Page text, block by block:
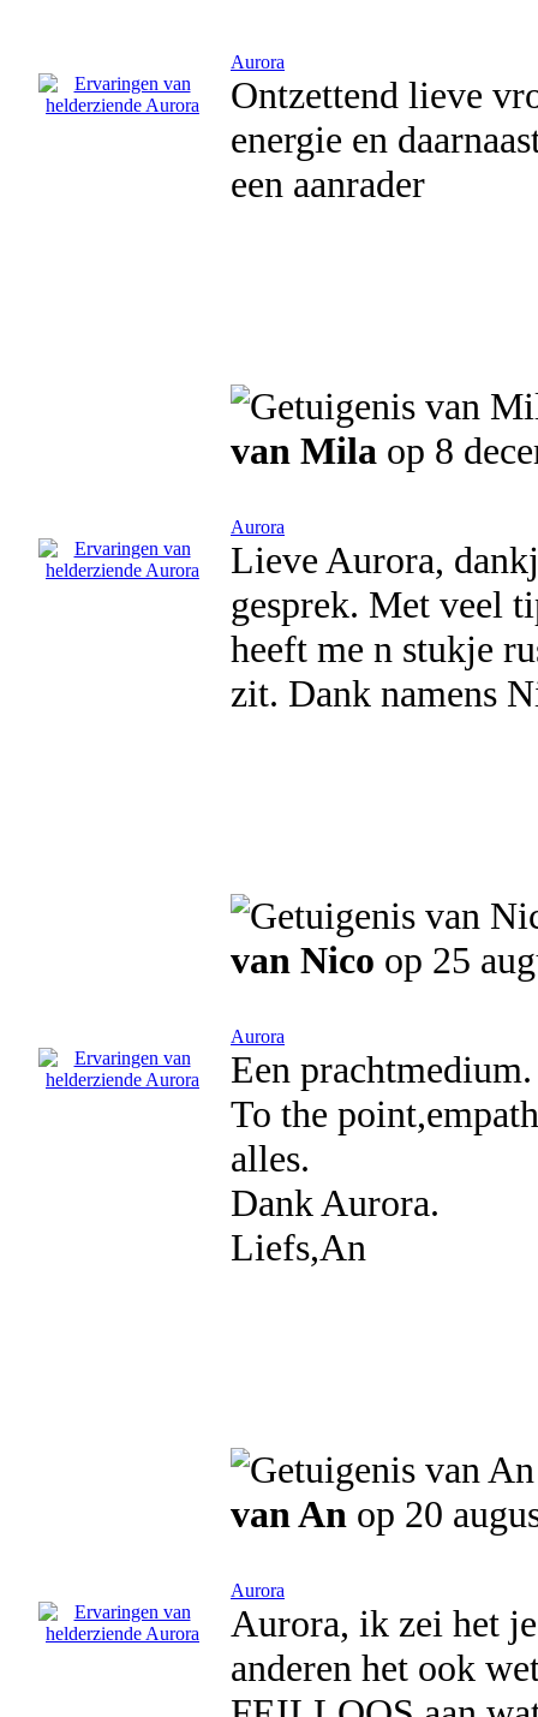
Aurora
Ontzettend lieve
energie en
een aanrader
van Mila op 8
Aurora
Lieve Aurora,
gesprek. Met veel
heeft me n stukje
zit. Dank namens
van Nico op 25
Aurora
Een prachtmedium.
To the
alles.
Dank Aurora.
Liefs,An
van An op 20
Aurora
Aurora, ik zei het
anderen het ook